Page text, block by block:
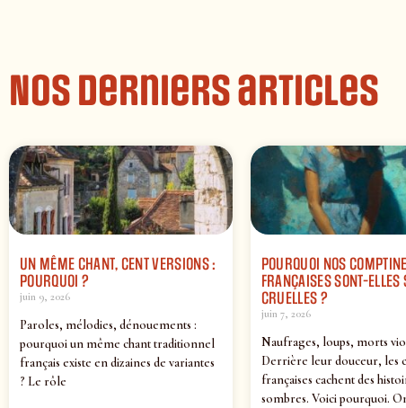
Nos derniers articles
UN MÊME CHANT, CENT VERSIONS :
POURQUOI ?
juin 9, 2026
Paroles, mélodies, dénouements :
pourquoi un même chant traditionnel
français existe en dizaines de variantes
? Le rôle
POURQUOI NOS
FRANÇAISES SONT-ELLES
CRUELLES ?
juin 7, 2026
Naufrages, loups, morts
Derrière leur douceur, les
françaises cachent des
sombres. Voici pourquoi.